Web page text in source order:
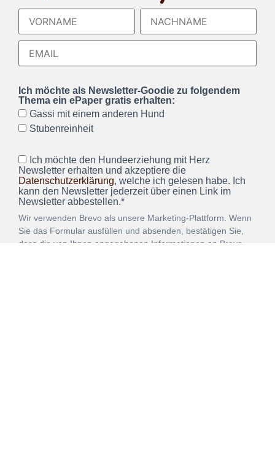
Ich möchte als Newsletter-Goodie zu folgendem
Thema ein ePaper gratis erhalten:
Gassi mit einem anderen Hund
Stubenreinheit
Ich möchte den Hundeerziehung mit Herz
Newsletter erhalten und akzeptiere die
Datenschutzerklärung, welche ich gelesen habe. Ich
kann den Newsletter jederzeit über einen Link im
Newsletter abbestellen.*
Wir verwenden Brevo als unsere Marketing-Plattform. Wenn
Sie das Formular ausfüllen und absenden, bestätigen Sie,
dass die von Ihnen angegebenen Informationen an Brevo